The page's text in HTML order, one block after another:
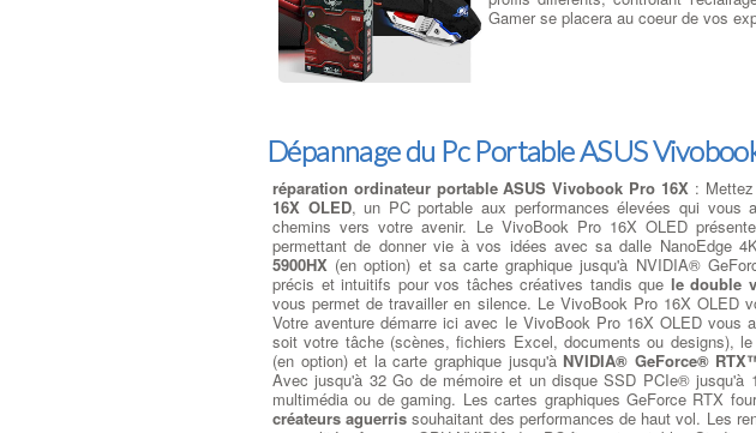
Gamer se placera au coeur de vos
Dépannage du Pc Portable ASUS
réparation ordinateur portable ASUS Vivobook Pro 16X: Mettez
16X OLED, un PC portable aux performances élevées qui vous
chemins vers votre avenir. Le VivoBook Pro 16X OLED
permettant de donner vie à vos idées avec sa dalle NanoEdge
5900HX (en option) et sa carte graphique jusqu'à NVIDIA®
précis et intuitifs pour vos tâches créatives tandis que le double
vous permet de travailler en silence. Le VivoBook Pro 16X OLED
Votre aventure démarre ici avec le VivoBook Pro 16X OLED vous
soit votre tâche (scènes, fichiers Excel, documents ou designs),
(en option) et la carte graphique jusqu'à NVIDIA® GeForce®
Avec jusqu'à 32 Go de mémoire et un disque SSD PCIe®
multimédia ou de gaming. Les cartes graphiques GeForce RTX
créateurs aguerris souhaitant des performances de haut vol. Les